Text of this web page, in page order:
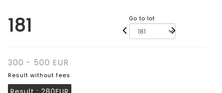
181 Go to lot
300 - 500 EUR
Result without fees